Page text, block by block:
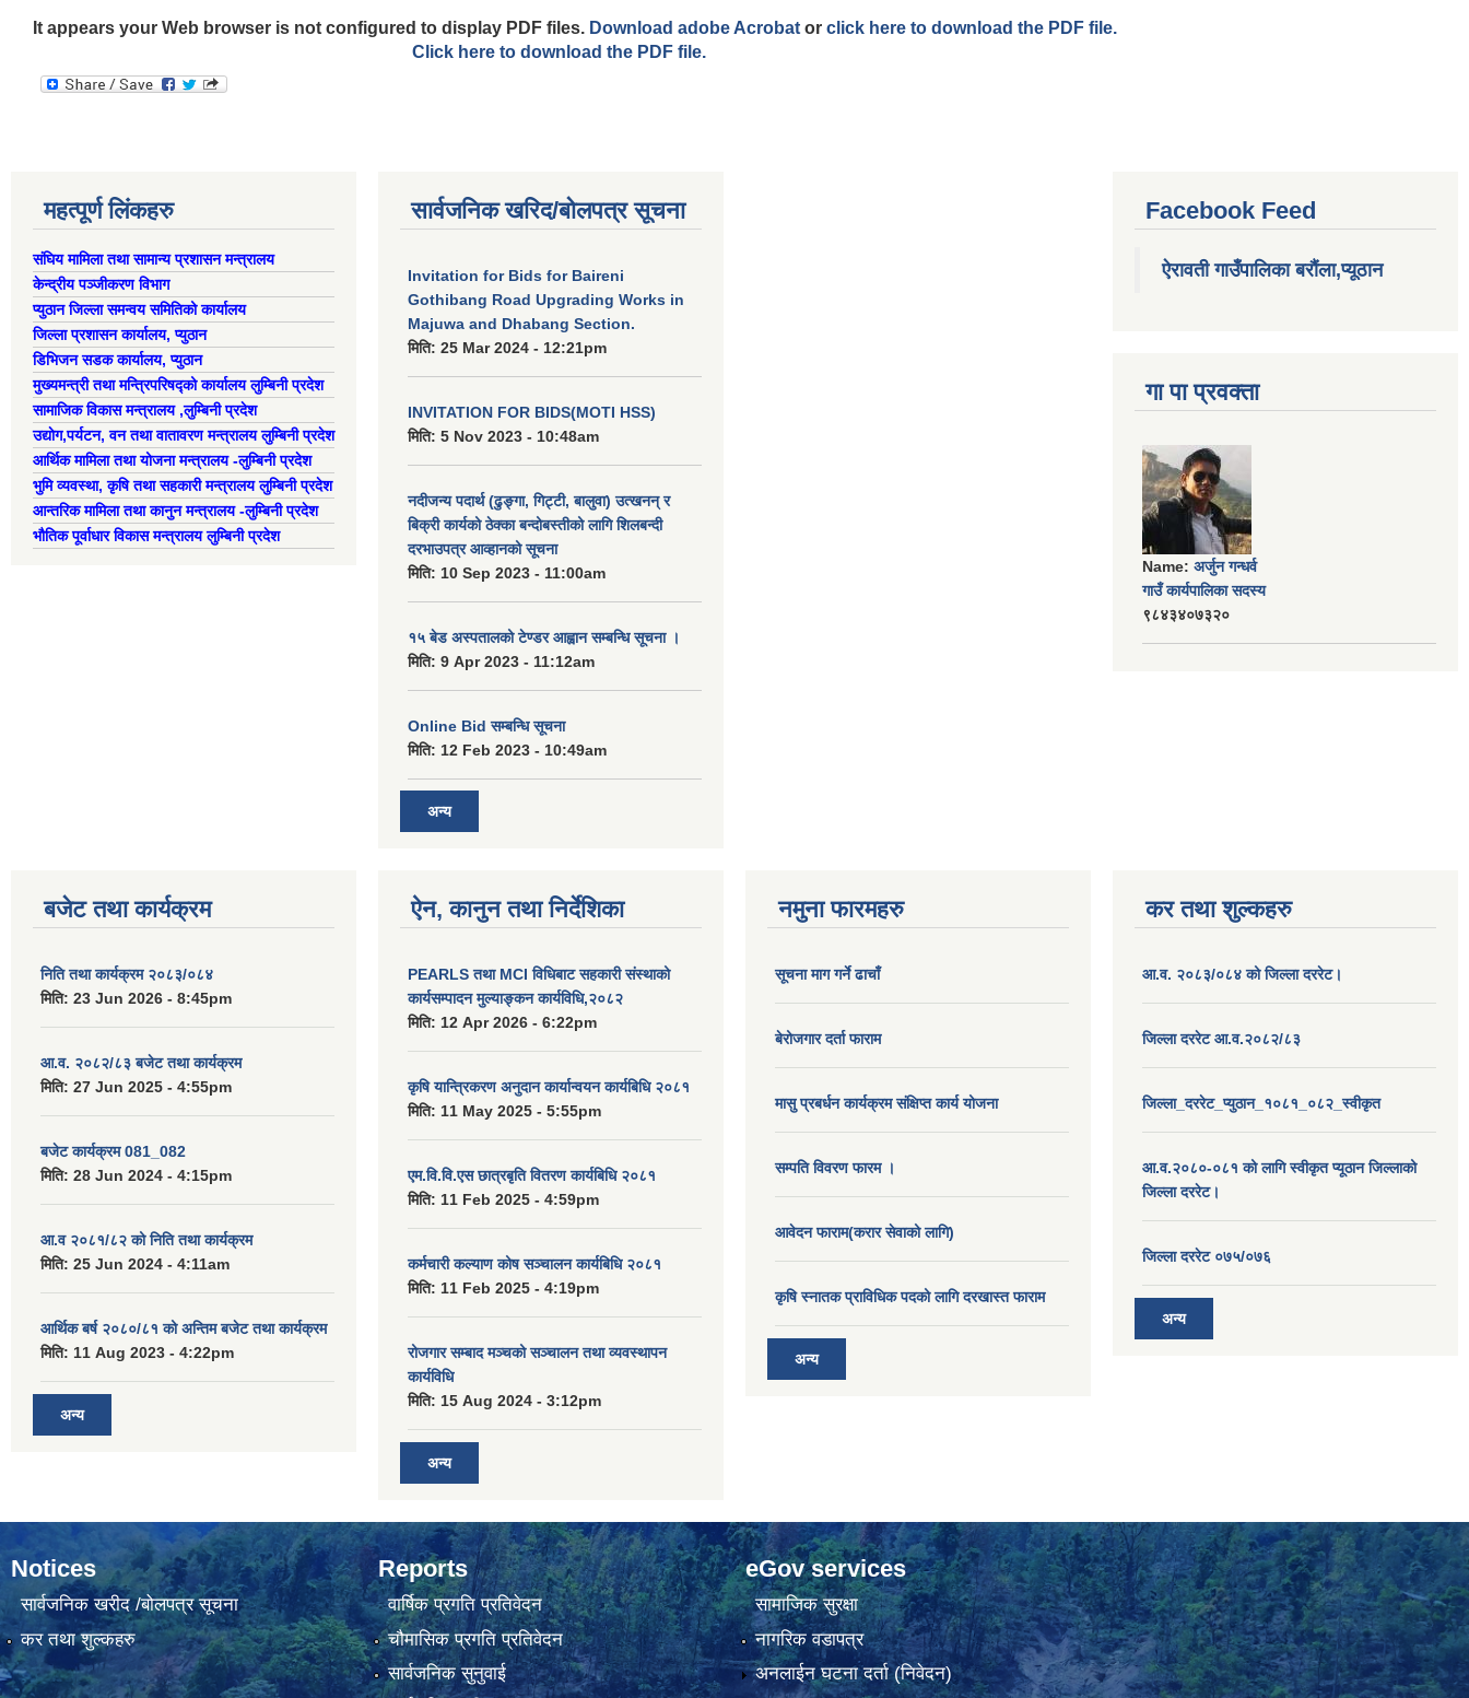
It appears your Web browser is not configured to display PDF files. Download adobe Acrobat or click here to download the PDF file.
Click here to download the PDF file.
महत्पूर्ण लिंकहरु
संघिय मामिला तथा सामान्य प्रशासन मन्त्रालय
केन्द्रीय पञ्जीकरण विभाग
प्युठान जिल्ला समन्वय समितिको कार्यालय
जिल्ला प्रशासन कार्यालय, प्युठान
डिभिजन सडक कार्यालय, प्युठान
मुख्यमन्त्री तथा मन्त्रिपरिषद्को कार्यालय लुम्बिनी प्रदेश
सामाजिक विकास मन्त्रालय ,लुम्बिनी प्रदेश
उद्याेग,पर्यटन, वन तथा वातावरण मन्त्रालय लुम्बिनी प्रदेश
आर्थिक मामिला तथा योजना मन्त्रालय -लुम्बिनी प्रदेश
भुमि व्यवस्था, कृषि तथा सहकारी मन्त्रालय लुम्बिनी प्रदेश
आन्तरिक मामिला तथा कानुन मन्त्रालय -लुम्बिनी प्रदेश
भौतिक पूर्वाधार विकास मन्त्रालय लुम्बिनी प्रदेश
सार्वजनिक खरिद/बोलपत्र सूचना
Invitation for Bids for Baireni
Gothibang Road Upgrading Works in
Majuwa and Dhabang Section.
मिति: 25 Mar 2024 - 12:21pm
INVITATION FOR BIDS(MOTI HSS)
मिति: 5 Nov 2023 - 10:48am
नदीजन्य पदार्थ (ढुङ्गा, गिट्टी, बालुवा) उत्खनन् र
बिक्री कार्यको ठेक्का बन्दोबस्तीको लागि शिलबन्दी
दरभाउपत्र आव्हानको सूचना
मिति: 10 Sep 2023 - 11:00am
१५ बेड अस्पतालको टेण्डर आह्वान सम्बन्धि सूचना ।
मिति: 9 Apr 2023 - 11:12am
Online Bid सम्बन्धि सूचना
मिति: 12 Feb 2023 - 10:49am
अन्य
Facebook Feed
ऐरावती गाउँपालिका बरौंला,प्यूठान
गा पा प्रवक्ता
Name: अर्जुन गन्धर्व
गाउँ कार्यपालिका सदस्य
९८४३४०७३२०
बजेट तथा कार्यक्रम
निति तथा कार्यक्रम २०८३/०८४
मिति: 23 Jun 2026 - 8:45pm
आ.व. २०८२/८३ बजेट तथा कार्यक्रम
मिति: 27 Jun 2025 - 4:55pm
बजेट कार्यक्रम 081_082
मिति: 28 Jun 2024 - 4:15pm
आ.व २०८१/८२ को निति तथा कार्यक्रम
मिति: 25 Jun 2024 - 4:11am
आर्थिक बर्ष २०८०/८१ को अन्तिम बजेट तथा कार्यक्रम
मिति: 11 Aug 2023 - 4:22pm
अन्य
ऐन, कानुन तथा निर्देशिका
PEARLS तथा MCI विधिबाट सहकारी संस्थाको
कार्यसम्पादन मुल्याङ्कन कार्यविधि,२०८२
मिति: 12 Apr 2026 - 6:22pm
कृषि यान्त्रिकरण अनुदान कार्यान्वयन कार्यबिधि २०८१
मिति: 11 May 2025 - 5:55pm
एम.वि.वि.एस छात्रबृति वितरण कार्यबिधि २०८१
मिति: 11 Feb 2025 - 4:59pm
कर्मचारी कल्याण कोष सञ्चालन कार्यबिधि २०८१
मिति: 11 Feb 2025 - 4:19pm
रोजगार सम्बाद मञ्चको सञ्चालन तथा व्यवस्थापन
कार्यविधि
मिति: 15 Aug 2024 - 3:12pm
अन्य
नमुना फारमहरु
सूचना माग गर्ने ढाचाँ
बेरोजगार दर्ता फाराम
मासु प्रबर्धन कार्यक्रम संक्षिप्त कार्य योजना
सम्पति विवरण फारम ।
आवेदन फाराम(करार सेवाको लागि)
कृषि स्नातक प्राविधिक पदको लागि दरखास्त फाराम
अन्य
कर तथा शुल्कहरु
आ.व. २०८३/०८४ को जिल्ला दररेट।
जिल्ला दररेट आ.व.२०८२/८३
जिल्ला_दररेट_प्युठान_१०८१_०८२_स्वीकृत
आ.व.२०८०-०८१ को लागि स्वीकृत प्यूठान जिल्लाको
जिल्ला दररेट।
जिल्ला दररेट ०७५/०७६
अन्य
Notices
सार्वजनिक खरीद /बोलपत्र सूचना
कर तथा शुल्कहरु
Reports
वार्षिक प्रगति प्रतिवेदन
चौमासिक प्रगति प्रतिवेदन
सार्वजनिक सुनुवाई
eGov services
सामाजिक सुरक्षा
नागरिक वडापत्र
अनलाईन घटना दर्ता (निवेदन)